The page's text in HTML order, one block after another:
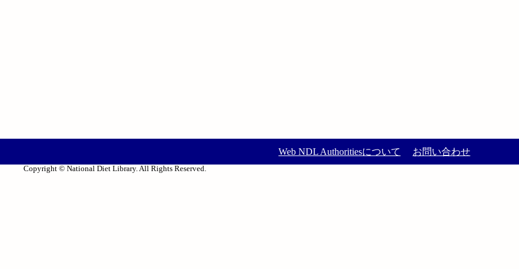
Web NDL Authoritiesについて お問い合わせ
Copyright © National Diet Library. All Rights Reserved.